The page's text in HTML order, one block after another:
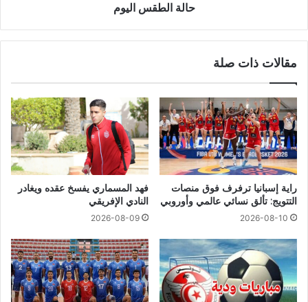
حالة الطقس اليوم
مقالات ذات صلة
راية إسبانيا ترفرف فوق منصات
التتويج: تألق نسائي عالمي وأوروبي
2026-08-10
فهد المسماري يفسخ عقده ويغادر
النادي الإفريقي
2026-08-09